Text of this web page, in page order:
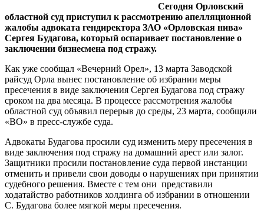
Сегодня Орловский
областной суд приступил к рассмотрению апелляционной
жалобы адвоката гендиректора ЗАО «Орловская нива»
Сергея Будагова, который оспаривает постановление о
заключении бизнесмена под стражу.
Как уже сообщал «Вечерний Орел», 13 марта Заводской
райсуд Орла вынес постановление об избрании меры
пресечения в виде заключения Сергея Будагова под стражу
сроком на два месяца. В процессе рассмотрения жалобы
областной суд объявил перерыв до среды, 23 марта, сообщили
«ВО» в пресс-службе суда.
Адвокаты Будагова просили суд изменить меру пресечения в
виде заключения под стражу на домашний арест или залог.
Защитники просили постановление суда первой инстанции
отменить и привели свои доводы о нарушениях при принятии
судебного решения. Вместе с тем они представили
ходатайство работников холдинга об избрании в отношении
С. Будагова более мягкой меры пресечения.